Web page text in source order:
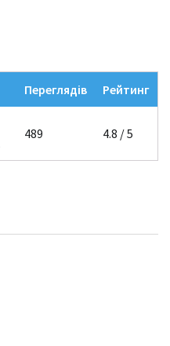
Переглядів Рейтинг
489 4.8 / 5